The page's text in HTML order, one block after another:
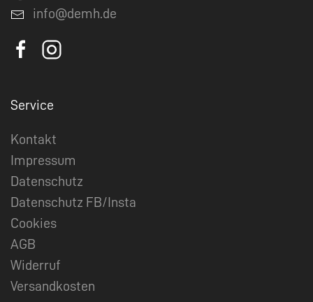
info@demh.de
Service
Kontakt
Impressum
Datenschutz
Datenschutz FB/Insta
Cookies
AGB
Widerruf
Versandkosten